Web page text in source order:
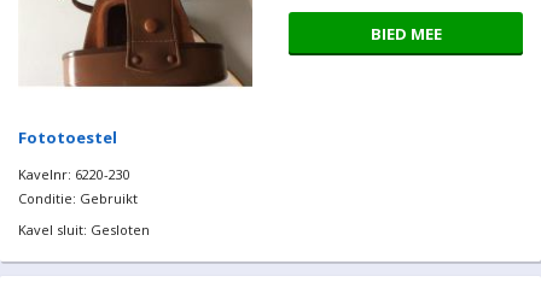
Fototoestel
Kavelnr: 6220-230
Conditie: Gebruikt
Kavel sluit: Gesloten
BIED MEE